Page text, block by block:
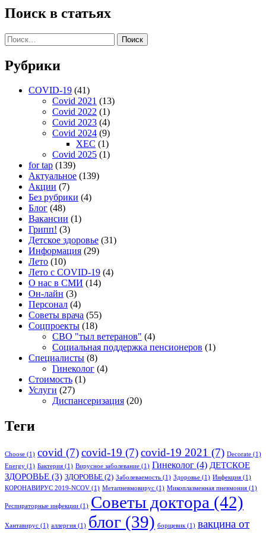
Поиск в статьях
Поиск
Рубрики
COVID-19 (41)
Covid 2021 (13)
Covid 2022 (1)
Covid 2023 (4)
Covid 2024 (9)
XEC (1)
Covid 2025 (1)
for tap (139)
Актуальное (139)
Акции (7)
Без рубрики (4)
Блог (48)
Вакансии (1)
Грипп! (3)
Детское здоровье (31)
Информация (29)
Лето (10)
Лето с COVID-19 (4)
О нас в СМИ (14)
Он-лайн (3)
Персонал (4)
Советы врача (55)
Соцпроекты (18)
СВО "тыл ветеранов" (4)
Социальная поддержка пенсионеров (1)
Специалисты (8)
Гинеколог (4)
Стоимость (1)
Услуги (27)
Диспансеризация (20)
Теги
Choose (1) covid (7)covid-19 (7)covid-19 2021 (7) Decorate (1)
Energy (1) Бактерия (1) Вирусное заболевание (1) Гинеколог (4) ДЕТСКОЕ
ЗДОРОВЬЕ (3) ЗДОРОВЬЕ (2) Заболеваемость (1) Здоровье (1) Инфекция (1)
КОРОНАВИРУС 2019-NCOV (1) Метапневмовирус (1) Микоплазменная пневмония (1)
Респираторные инфекции (1) Советы доктора (42)
Хантавирус (1) аллергия (1) блог (39) борщевик(1) вакцина от